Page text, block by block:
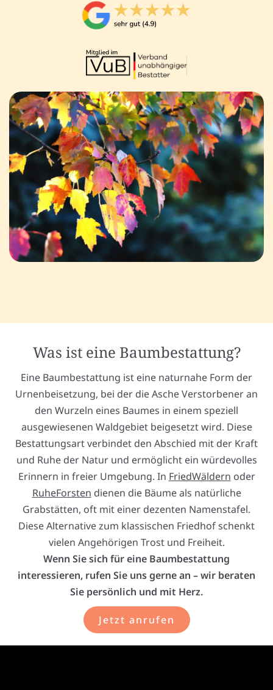
Was ist eine Baumbestattung?
Eine Baumbestattung ist eine naturnahe Form der
Urnenbeisetzung, bei der die Asche Verstorbener an
den Wurzeln eines Baumes in einem speziell
ausgewiesenen Waldgebiet beigesetzt wird. Diese
Bestattungsart verbindet den Abschied mit der Kraft
und Ruhe der Natur und ermöglicht ein würdevolles
Erinnern in freier Umgebung. In FriedWäldern oder
RuheForsten dienen die Bäume als natürliche
Grabstätten, oft mit einer dezenten Namenstafel.
Diese Alternative zum klassischen Friedhof schenkt
vielen Angehörigen Trost und Freiheit.
Wenn Sie sich für eine Baumbestattung
interessieren, rufen Sie uns gerne an – wir beraten
Sie persönlich und mit Herz.
Jetzt anrufen